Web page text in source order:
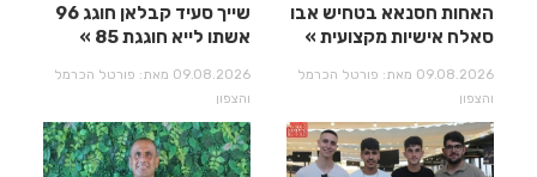
האחות חסנאא בטחיש אבו
סאלח אישיות מקצועית
09.08.2026 מאת: פורטל הכרמל
והצפון
שייך סעיד קבלאן חוגג 96
אשתו לייא חוגגת 85
09.08.2026 מאת: פורטל הכרמל
והצפון